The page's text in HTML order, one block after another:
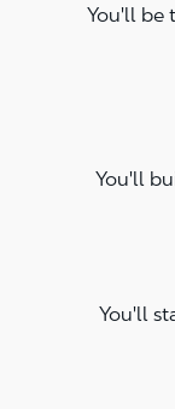
You'll be
You'll
You'll